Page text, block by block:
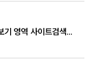
[네이버] 모바일 통합검색 및 더보기 영역 사이트검색광고 노출 변경 테스트 안내